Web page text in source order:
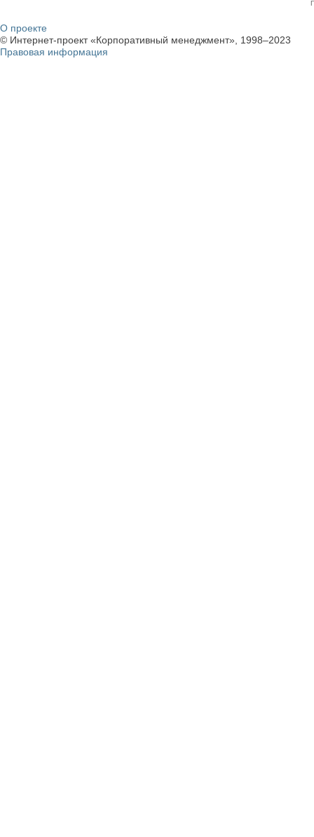
О проекте
© Интернет-проект «Корпоративный менеджмент», 1998–2023
Правовая информация